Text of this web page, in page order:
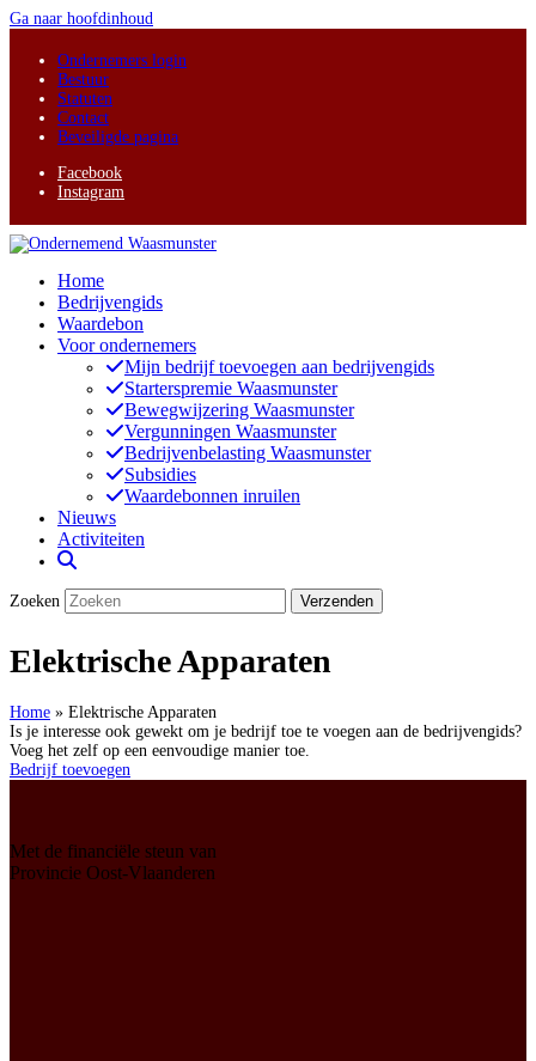
Ga naar hoofdinhoud
Ondernemers login
Bestuur
Statuten
Contact
Beveiligde pagina
Facebook
Instagram
Home
Bedrijvengids
Waardebon
Voor ondernemers
Mijn bedrijf toevoegen aan bedrijvengids
Starterspremie Waasmunster
Bewegwijzering Waasmunster
Vergunningen Waasmunster
Bedrijvenbelasting Waasmunster
Subsidies
Waardebonnen inruilen
Nieuws
Activiteiten
Zoeken Verzenden
Elektrische Apparaten
Home » Elektrische Apparaten
Is je interesse ook gewekt om je bedrijf toe te voegen aan de bedrijvengids?
Voeg het zelf op een eenvoudige manier toe.
Bedrijf toevoegen
Met de financiële steun van
Provincie Oost-Vlaanderen